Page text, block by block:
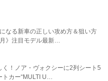
なる新車の正しい攻め方＆狙い方
》注目モデル最新…
く！ノア・ヴォクシーに2列シート5
トカー“MULTI U…